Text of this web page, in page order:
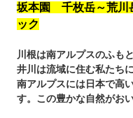
坂本園 千枚岳～荒
ック
川根は南アルプスのふも
井川は流域に住む私たち
南アルプスには日本で高
す。この豊かな自然がお